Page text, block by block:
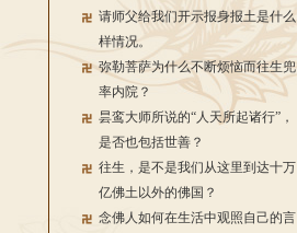
请师父给我们开示报身报土是什么
样情况。
弥勒菩萨为什么不断烦恼而往生兜
率内院？
昙鸾大师所说的“人天所起诸行”，
是否也包括世善？
往生，是不是我们从这里到达十万
亿佛土以外的佛国？
念佛人如何在生活中观照自己的言